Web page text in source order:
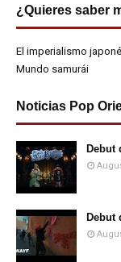
¿Quieres saber
El imperialismo
Mundo samurái
Noticias Pop
Debut
Debut